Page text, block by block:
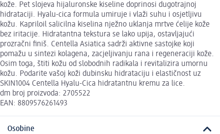
kože. Pet slojeva hijaluronske kiseline doprinosi dugotrajnoj
hidrataciji. Hyalu-cica formula umiruje i vlaži suhu i osjetljivu
kožu. Kapriloil salicilna kiselina nježno uklanja mrtve ćelije kože
bez iritacije. Hidratantna tekstura se lako upija, ostavljajući
prozračni finiš. Centella Asiatica sadrži aktivne sastojke koji
pomažu u sintezi kolagena, zacjeljivanju rana i regeneraciji kože.
Osim toga, štiti kožu od slobodnih radikala i revitalizira umornu
kožu. Podarite vašoj koži dubinsku hidrataciju i elastičnost uz
SKIN1004 Centella Hyalu-Cica hidratantnu kremu za lice.
dm broj proizvoda: 2705522
EAN: 8809576261493
Osobine